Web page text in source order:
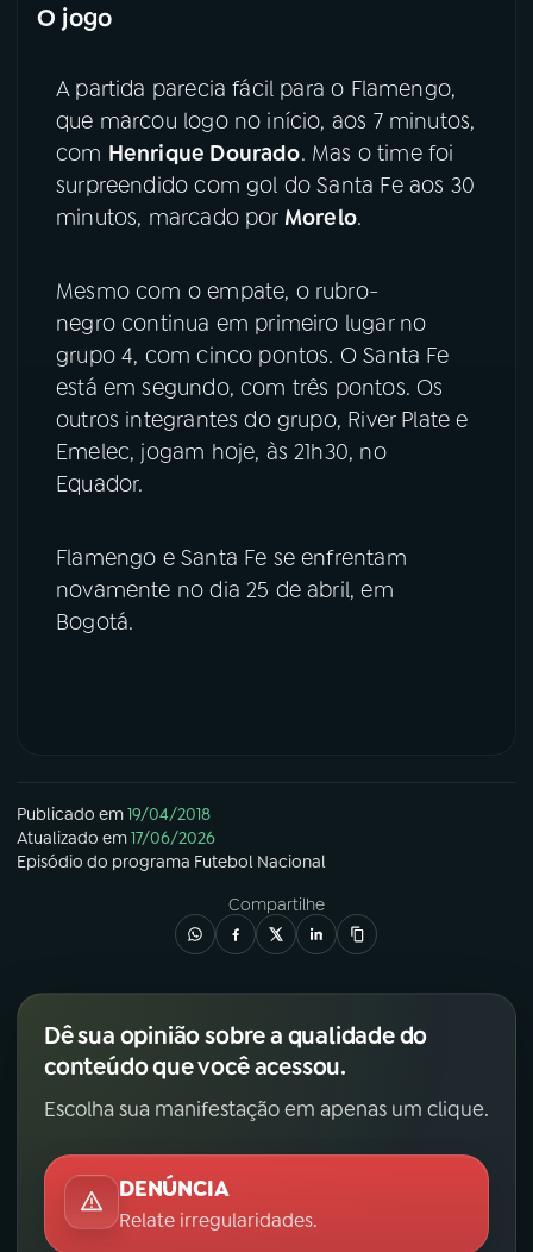
O jogo
A partida parecia fácil para o Flamengo,
que marcou logo no início, aos 7 minutos,
com Henrique Dourado. Mas o time foi
surpreendido com gol do Santa Fe aos 30
minutos, marcado por Morelo.
Mesmo com o empate, o rubro-
negro continua em primeiro lugar no
grupo 4, com cinco pontos. O Santa Fe
está em segundo, com três pontos. Os
outros integrantes do grupo, River Plate e
Emelec, jogam hoje, às 21h30, no
Equador.
Flamengo e Santa Fe se enfrentam
novamente no dia 25 de abril, em
Bogotá.
Publicado em19/04/2018
Atualizado em17/06/2026
Episódio do programa Futebol Nacional
Compartilhe
Dê sua opinião sobre a qualidade do
conteúdo que você acessou.
Escolha sua manifestação em apenas um clique.
DENÚNCIA
Relate irregularidades.